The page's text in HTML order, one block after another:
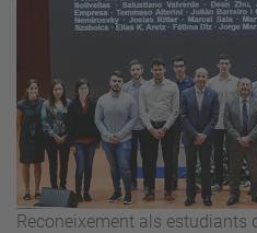
Reconeixement als estudiants